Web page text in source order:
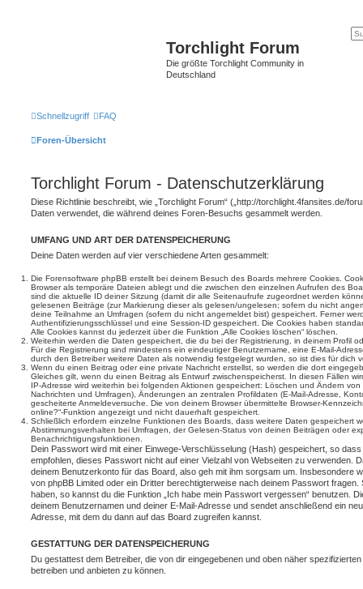
Torchlight Forum
Die größte Torchlight Community in
Deutschland
Schnellzugriff FAQ
Foren-Übersicht
Torchlight Forum - Datenschutzerklärung
Diese Richtlinie beschreibt, wie „Torchlight Forum“ („http://torchlight.4fansites.de/
Daten verwendet, die während deines Foren-Besuchs gesammelt werden.
UMFANG UND ART DER DATENSPEICHERUNG
Deine Daten werden auf vier verschiedene Arten gesammelt:
Die Forensoftware phpBB erstellt bei deinem Besuch des Boards mehrere Cookies.
Browser als temporäre Dateien ablegt und die zwischen den einzelnen Aufrufen des
sind die aktuelle ID deiner Sitzung (damit dir alle Seitenaufrufe zugeordnet werden
gelesenen Beiträge (zur Markierung dieser als gelesen/ungelesen; sofern du nicht
deine Teilnahme an Umfragen (sofern du nicht angemeldet bist) gespeichert. Ferner
Authentifizierungsschlüssel und eine Session-ID gespeichert. Die Cookies haben
Alle Cookies kannst du jederzeit über die Funktion „Alle Cookies löschen“ löschen.
Weiterhin werden die Daten gespeichert, die du bei der Registrierung, in deinem Profil
Für die Registrierung sind mindestens ein eindeutiger Benutzername, eine E-Mail-
durch den Betreiber weitere Daten als notwendig festgelegt wurden, so ist dies für dich
Wenn du einen Beitrag oder eine private Nachricht erstellst, so werden die dort
Gleiches gilt, wenn du einen Beitrag als Entwurf zwischenspeicherst. In diesen Fällen
IP-Adresse wird weiterhin bei folgenden Aktionen gespeichert: Löschen und Ändern
Nachrichten und Umfragen), Änderungen an zentralen Profildaten (E-Mail-Adresse,
gescheiterte Anmeldeversuche. Die von deinem Browser übermittelte Browser-
online?“-Funktion angezeigt und nicht dauerhaft gespeichert.
Schließlich erfordern einzelne Funktionen des Boards, dass weitere Daten gespeichert
Abstimmungsverhalten bei Umfragen, der Gelesen-Status von deinen Beiträgen oder
Benachrichtigungsfunktionen.
Dein Passwort wird mit einer Einwege-Verschlüsselung (Hash) gespeichert, so
empfohlen, dieses Passwort nicht auf einer Vielzahl von Webseiten zu verwenden.
deinem Benutzerkonto für das Board, also geh mit ihm sorgsam um. Insbesondere
von phpBB Limited oder ein Dritter berechtigterweise nach deinem Passwort
haben, so kannst du die Funktion „Ich habe mein Passwort vergessen“ benutzen.
deinem Benutzernamen und deiner E-Mail-Adresse und sendet anschließend ein
Adresse, mit dem du dann auf das Board zugreifen kannst.
GESTATTUNG DER DATENSPEICHERUNG
Du gestattest dem Betreiber, die von dir eingegebenen und oben näher
betreiben und anbieten zu können.